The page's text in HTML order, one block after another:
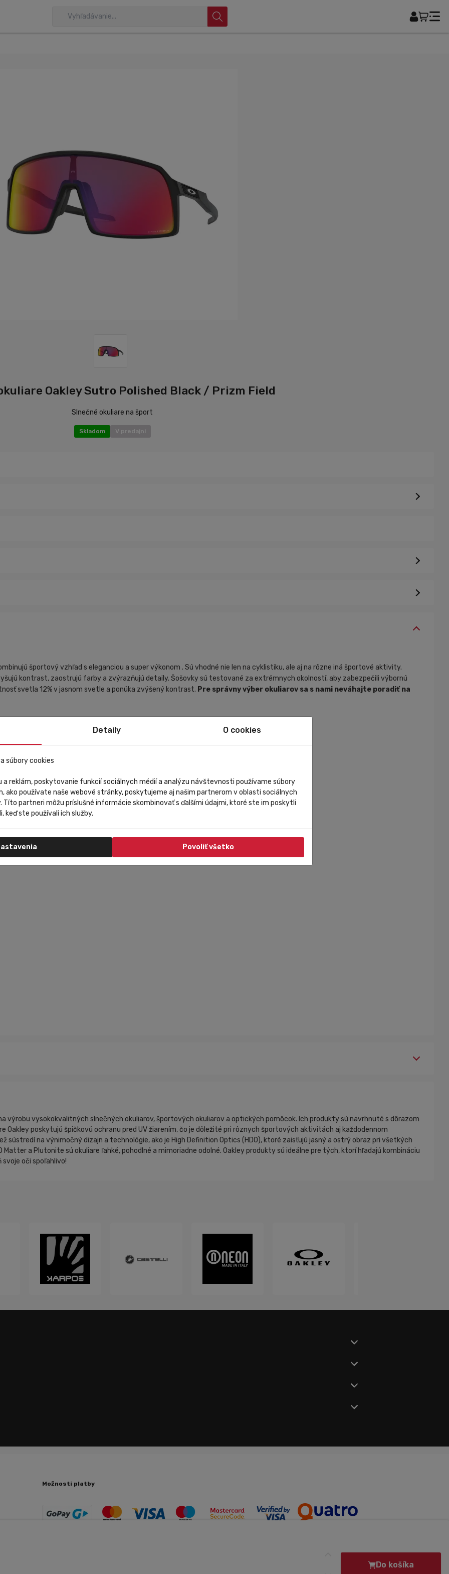
Oakley Sutro Polished Black / Prizm Field
Slnečné okuliare na šport
Skladom V predajni
športový vzhľad s eleganciou a super výkonom . Sú vhodné nie len na cyklistiku, ale aj na rôzne iná športové aktivity.
kontrast, zaostrujú farby a zvýrazňujú detaily. Šošovky sú testované za extrémnych okolností, aby zabezpečili výbornú
svetla 12% v jasnom svetle a ponúka zvýšený kontrast. Pre správny výber okuliarov sa s nami neváhajte poradiť na
vášmu jedinečnému tvaru tváre, bez výnimky.
detaily
a výkon a taktiež zvyšuje priľnavosť
aby ste držali krok so životom na cestách
výrobu vysokokvalitných slnečných okuliarov, športových okuliarov a optických pomôcok. Ich produkty sú navrhnuté s dôrazom
Oakley poskytujú špičkovú ochranu pred UV žiarením, čo je dôležité pri rôznych športových aktivitách aj každodennom
sústredí na výnimočný dizajn a technológie, ako je High Definition Optics (HDO), ktoré zaisťujú jasný a ostrý obraz pri všetkých
Matter a Plutonite sú okuliare ľahké, pohodlné a mimoriadne odolné. Oakley produkty sú ideálne pre tých, ktorí hľadajú kombináciu
svoje oči spoľahlivo!
Do košíka
Možnosti platby
Detaily O cookies
súbory cookies
a reklám, poskytovanie funkcií sociálnych médií a analýzu návštevnosti používame súbory
ako používate naše webové stránky, poskytujeme aj našim partnerom v oblasti sociálnych
Títo partneri môžu príslušné informácie skombinovať s ďalšími údajmi, ktoré ste im poskytli
keď ste používali ich služby.
Povoliť všetko